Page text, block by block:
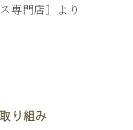
専門店］より
り組み